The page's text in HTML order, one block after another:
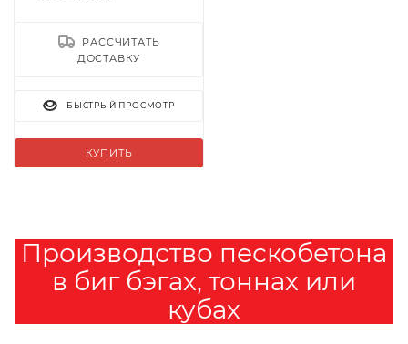
КУПИТЬ
РАССЧИТАТЬ
ДОСТАВКУ
БЫСТРЫЙ ПРОСМОТР
Производство пескобетона
в биг бэгах, тоннах или
кубах